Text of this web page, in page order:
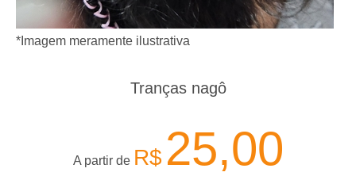
*Imagem meramente ilustrativa
Tranças nagô
A partir de R$ 25,00